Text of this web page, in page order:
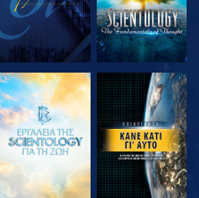
ΕΞΕΡΕΥΝΗΣΤΕ
ΤΗ ΣΕΙΡΑ
ΠΑΡΑΚΟΛΟΥΘΗΣΤΕ